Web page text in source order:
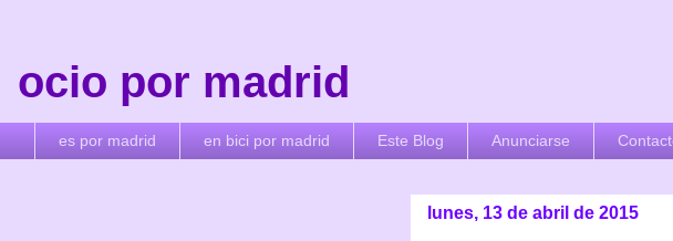
ocio por madrid
es por madrid en bici por madrid Este Blog Anunciarse
lunes, 13 de abril de 2015